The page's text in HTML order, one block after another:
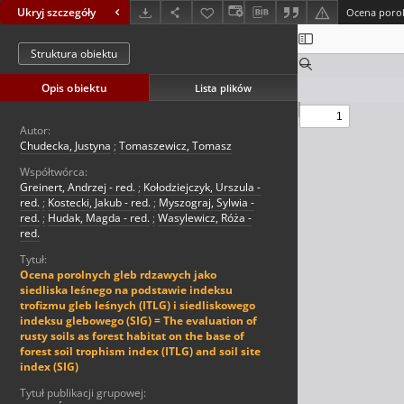
Ukryj szczegóły
Struktura obiektu
Opis obiektu Lista plików
Autor:
Chudecka, Justyna ; Tomaszewicz, Tomasz
Współtwórca:
Greinert, Andrzej - red. ; Kołodziejczyk, Urszula -
red. ; Kostecki, Jakub - red. ; Myszograj, Sylwia -
red. ; Hudak, Magda - red. ; Wasylewicz, Róża -
red.
Tytuł:
Ocena porolnych gleb rdzawych jako
siedliska leśnego na podstawie indeksu
trofizmu gleb leśnych (ITLG) i siedliskowego
indeksu glebowego (SIG) = The evaluation of
rusty soils as forest habitat on the base of
forest soil trophism index (ITLG) and soil site
index (SIG)
Tytuł publikacji grupowej: